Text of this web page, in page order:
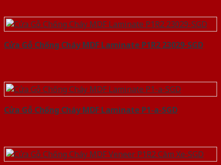
Cửa Gỗ Chống Cháy MDF Laminate P1R2 23029-SGD
Cửa Gỗ Chống Cháy MDF Laminate P1-a-SGD